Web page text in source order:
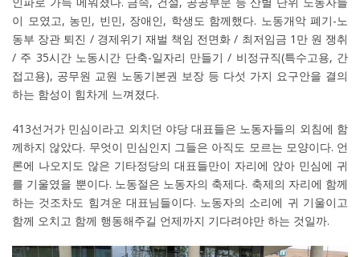
이 모였고, 농민, 빈민, 장애인, 학생도 함께했다. 노동개악 폐기-노
동부 장관 퇴진 / 경제위기 재벌 책임 전면화 / 최저임금 1만 원 쟁취
/ 주 35시간 노동시간 단축-일자리 만들기 / 비정규직(특수고용, 간
접고용), 공무원 교원 노동기본권 보장 등 다섯 가지 요구안을 결의
하는 함성이 힘차게 느껴졌다.
413선거가 민심이라고 외치던 야당 대표들은 노동자들의 외침에 함
께하지 않았다. 무엇이 민심인지 그들은 아직도 모르는 모양이다. 언
론에 나오지도 않은 기타정당의 대표들만이 자리에 앉아 민심에 귀
를 기울였을 뿐이다. 노동절은 노동자의 축제다. 축제의 자리에 함께
하는 것조차도 힘겨운 대표님들이다. 노동자의 소리에 귀 기울이고
함께 오치고 함께 행동해주길 언제까지 기다려야만 하는 것일까.